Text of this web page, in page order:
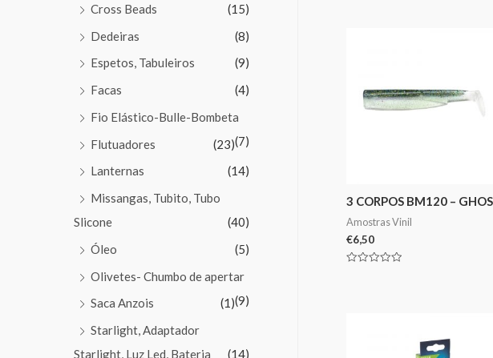
Cross Beads
(15)
Dedeiras
(8)
Espetos, Tabuleiros
(9)
Facas
(4)
Fio Elástico-Bulle-Bombeta
(7)
Flutuadores
(23)
Lanternas
(14)
Missangas, Tubito, Tubo
Slicone
(40)
Óleo
(5)
Olivetes- Chumbo de apertar
(9)
Saca Anzois
(1)
Starlight, Adaptador
Starlight, Luz Led, Bateria
(14)
3 CORPOS BM120 –
Amostras Vinil
€6,50